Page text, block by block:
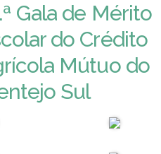
Gala de Mérito
do Crédito
Mútuo do
Sul